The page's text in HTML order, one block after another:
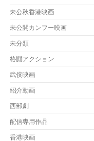
未公秋香港映画
未公開カンフー映画
未分類
格闘アクション
武侠映画
紹介動画
西部劇
配信専用作品
香港映画